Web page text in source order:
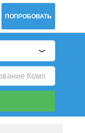
ПОПРОБОВАТЬ